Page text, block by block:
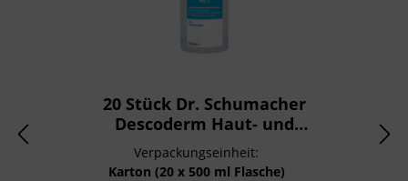
20 Stück Dr. Schumacher
Descoderm Haut- und
Handdesinfektion 500 ml Flasche
Verpackungseinheit:
Karton (20 x 500 ml Flasche)